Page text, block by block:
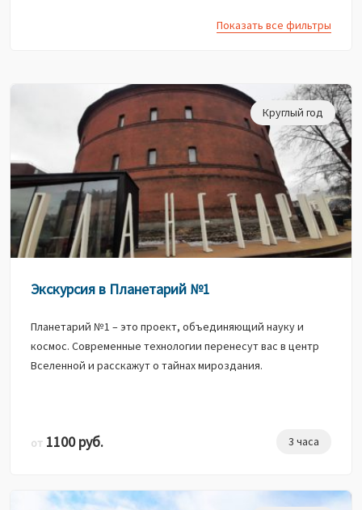
Показать все фильтры
Круглый год
Экскурсия в Планетарий №1
Планетарий №1 – это проект, объединяющий науку и
космос. Современные технологии перенесут вас в центр
Вселенной и расскажут о тайнах мироздания.
от 1100 руб. 3 часа